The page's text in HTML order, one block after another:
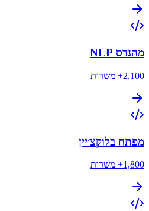
מהנדס NLP
2,100+ משרות
מפתח בלוקצ׳יין
1,800+ משרות